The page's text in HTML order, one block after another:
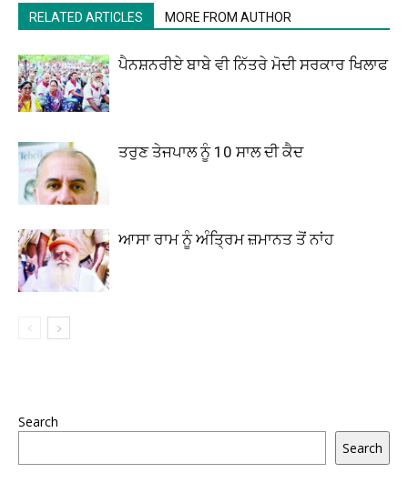
RELATED ARTICLES MORE FROM AUTHOR
ਪੈਨਸ਼ਨਰੀਏ ਬਾਬੇ ਵੀ ਨਿੱਤਰੇ ਮੋਦੀ ਸਰਕਾਰ ਖਿਲਾਫ
ਤਰੁਣ ਤੇਜਪਾਲ ਨੂੰ 10 ਸਾਲ ਦੀ ਕੈਦ
ਆਸਾ ਰਾਮ ਨੂੰ ਅੰਤ੍ਰਿਮ ਜ਼ਮਾਨਤ ਤੋਂ ਨਾਂਹ
Search
Search